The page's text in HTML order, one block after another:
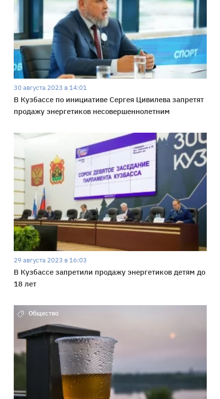
30 августа 2023 в 14:01
В Кузбассе по инициативе Сергея Цивилева запретят
продажу энергетиков несовершеннолетним
Общество
29 августа 2023 в 16:03
В Кузбассе запретили продажу энергетиков детям до
18 лет
Общество